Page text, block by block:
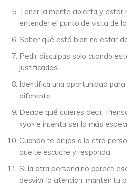
Tener la mente abierta y estar
entender el punto de vista de
Saber qué está bien no estar
Pedir disculpas sólo cuando
justificadas.
Identifica una oportunidad
diferente.
Decide qué quieres decir.
«yo» e intenta ser lo más
Cuando te dirijas a la otra
que te escuche y responda.
Si la otra persona no parece
desviar la atención, mantén tu